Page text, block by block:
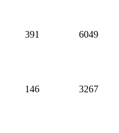
391 6049
146 3267